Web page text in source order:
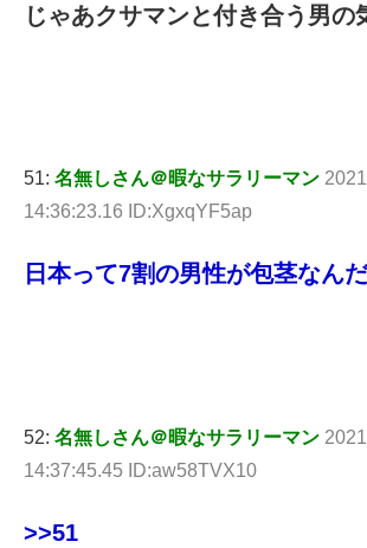
じゃあクサマンと付き合う男の
51: 名無しさん＠暇なサラリーマン
14:36:23.16 ID:XgxqYF5ap
日本って7割の男性が包茎なん
52: 名無しさん＠暇なサラリーマン
14:37:45.45 ID:aw58TVX10
>>51